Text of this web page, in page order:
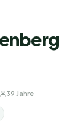
39 Jahre